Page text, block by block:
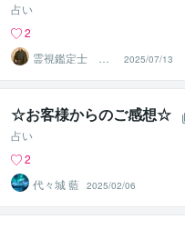
占い
2
霊視鑑定士 月
詠
2025/07/13
☆お客様からのご感想☆
占い
2
代々城 藍 2025/02/06